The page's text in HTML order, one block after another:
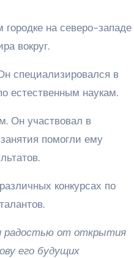
на северо-западе
вокруг.
специализировался в
естественным наукам.
Он участвовал в
помогли ему
конкурсах по
радостью от открытия
его будущих